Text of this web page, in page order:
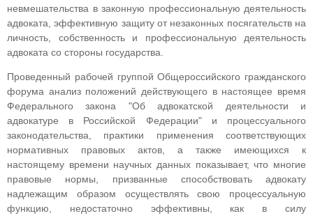
невмешательства в законную профессиональную деятельность
адвоката, эффективную защиту от незаконных посягательств на
личность, собственность и профессиональную деятельность
адвоката со стороны государства.
Проведенный рабочей группой Общероссийского гражданского
форума анализ положений действующего в настоящее время
Федерального закона "Об адвокатской деятельности и
адвокатуре в Российской Федерации" и процессуального
законодательства, практики применения соответствующих
нормативных правовых актов, а также имеющихся к
настоящему времени научных данных показывает, что многие
правовые нормы, призванные способствовать адвокату
надлежащим образом осуществлять свою процессуальную
функцию, недостаточно эффективны, как в силу